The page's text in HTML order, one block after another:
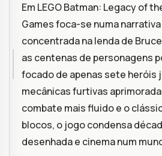
Em LEGO Batman: Legacy of
Games foca-se numa
concentrada na lenda de
as centenas de personagens
focado de apenas sete heróis
mecânicas furtivas
combate mais fluido e o
blocos, o jogo condensa
desenhada e cinema num